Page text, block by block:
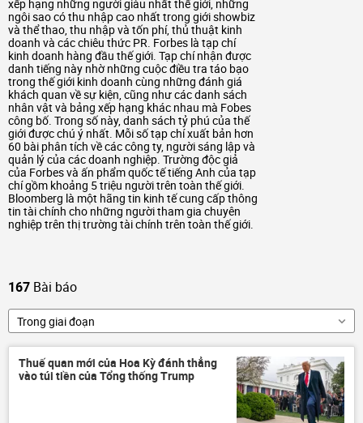
xếp hạng những người giàu nhất thế giới, những
ngôi sao có thu nhập cao nhất trong giới showbiz
và thể thao, thu nhập và tốn phí, thủ thuật kinh
doanh và các chiêu thức PR. Forbes là tạp chí
kinh doanh hàng đầu thế giới. Tạp chí nhận được
danh tiếng này nhờ những cuộc điều tra táo bạo
trong thế giới kinh doanh cùng những đánh giá
khách quan về sự kiện, cũng như các danh sách
nhân vật và bảng xếp hạng khác nhau mà Fobes
công bố. Trong số này, danh sách tỷ phú của thế
giới được chú ý nhất. Mỗi số tạp chí xuất bản hơn
60 bài phân tích về các công ty, người sáng lập và
quản lý của các doanh nghiệp. Trường độc giả
của Forbes và ấn phẩm quốc tế tiếng Anh của tạp
chí gồm khoảng 5 triệu người trên toàn thế giới.
Bloomberg là một hãng tin kinh tế cung cấp thông
tin tài chính cho những người tham gia chuyên
nghiệp trên thị trường tài chính trên toàn thế giới.
167 Bài báo
Trong giai đoạn
Thuế quan mới của Hoa Kỳ đánh thẳng
vào túi tiền của Tổng thống Trump